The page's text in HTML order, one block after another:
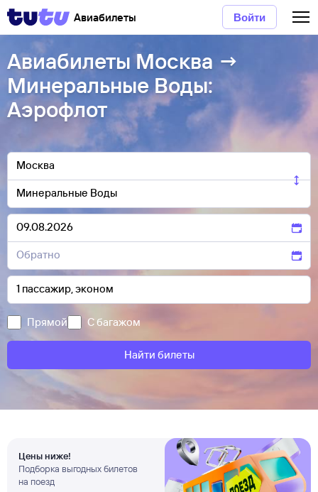
Авиабилеты Войти
Авиабилеты Москва →
Минеральные Воды:
Аэрофлот
Прямой С багажом
Найти билеты
Цены ниже!
Подборка выгодных билетов
на поезд